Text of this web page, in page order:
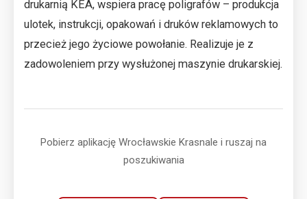
drukarnią KEA, wspiera pracę poligrafów – produkcja
ulotek, instrukcji, opakowań i druków reklamowych to
przecież jego życiowe powołanie. Realizuje je z
zadowoleniem przy wysłużonej maszynie drukarskiej.
Pobierz aplikację Wrocławskie Krasnale i ruszaj na
poszukiwania